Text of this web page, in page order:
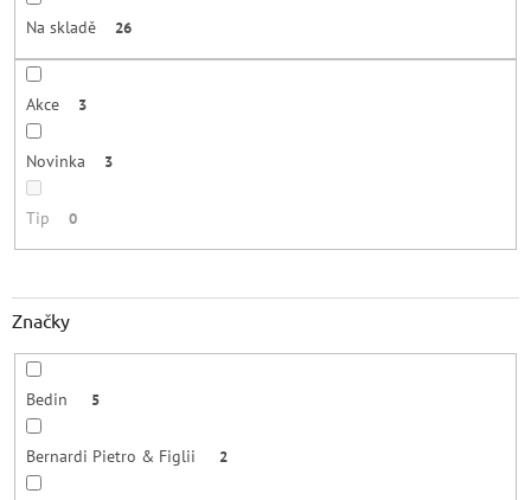
Na skladě 26
Akce 3
Novinka 3
Tip 0
Značky
Bedin 5
Bernardi Pietro & Figlii 2